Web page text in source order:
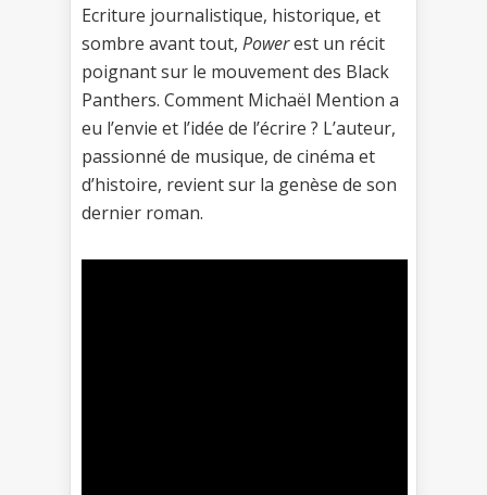
Ecriture journalistique, historique, et
sombre avant tout, Powerest un récit
poignant sur le mouvement des Black
Panthers. Comment Michaël Mention a
eu l’envie et l’idée de l’écrire ? L’auteur,
passionné de musique, de cinéma et
d’histoire, revient sur la genèse de son
dernier roman.